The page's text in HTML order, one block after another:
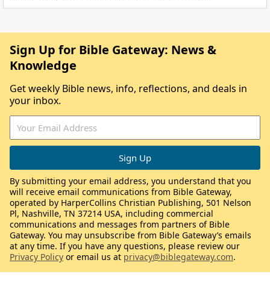
Sign Up for Bible Gateway: News &
Knowledge
Get weekly Bible news, info, reflections, and deals in
your inbox.
By submitting your email address, you understand that you
will receive email communications from Bible Gateway,
operated by HarperCollins Christian Publishing, 501 Nelson
Pl, Nashville, TN 37214 USA, including commercial
communications and messages from partners of Bible
Gateway. You may unsubscribe from Bible Gateway’s emails
at any time. If you have any questions, please review our
Privacy Policy or email us at privacy@biblegateway.com.